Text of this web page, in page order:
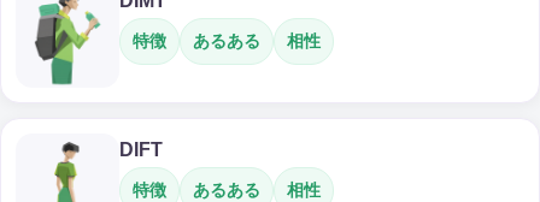
特徴 あるある 相性
DIFT
特徴 あるある 相性